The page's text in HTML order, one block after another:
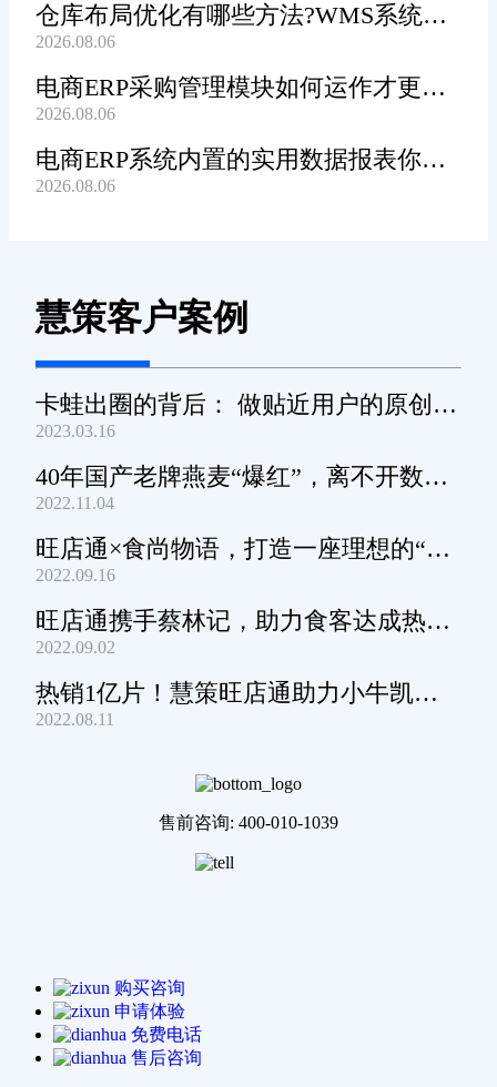
仓库布局优化有哪些方法?WMS系统能
辅助规划吗?
2026.08.06
电商ERP采购管理模块如何运作才更加
高效顺畅?
2026.08.06
电商ERP系统内置的实用数据报表你都
知道哪些?
2026.08.06
慧策客户案例
卡蛙出圈的背后： 做贴近用户的原创小
家电
2023.03.16
40年国产老牌燕麦“爆红”，离不开数字
化工具的支撑
2022.11.04
旺店通×食尚物语，打造一座理想的“零
食王国”
2022.09.16
旺店通携手蔡林记，助力食客达成热干
面自由
2022.09.02
热销1亿片！慧策旺店通助力小牛凯西
通关家庭牛排圈~
2022.08.11
售前咨询: 400-010-1039
购买咨询
申请体验
免费电话
售后咨询